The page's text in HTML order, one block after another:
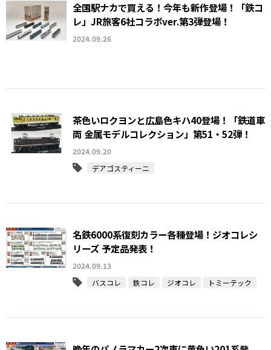
全国駅ナカで買える！今年も新作登場！「鉄コ
レ」JR旅客6社コラボver.第3弾登場！
2024.09.26
茶色いロクヨンと広島色キハ40登場！「鉄道車
両 金属モデルコレクション」第51・52弾！
2024.09.20
デアゴスティーニ
名鉄6000系復刻カラー各種登場！ジオコレシ
リーズ 予定品発表！
2024.09.13
バスコレ
鉄コレ ジオコレ トミーテック